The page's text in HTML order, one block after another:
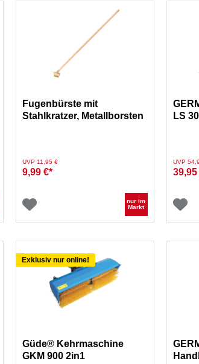
Fugenbürste mit
Stahlkratzer, Metallborsten
Preis reduziert von
UVP 11,95 €auf
9,99 €*
nur im
Markt
LS
Preis
UVP
39,95
Exklusiv nur online!
Güde® Kehrmaschine
GKM 900 2in1